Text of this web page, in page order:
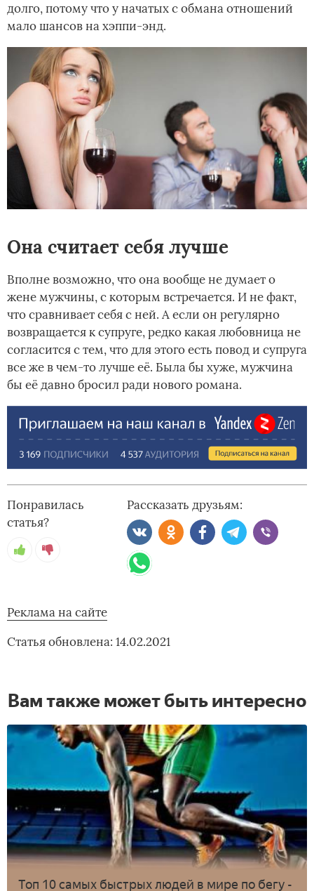
долго, потому что у начатых с обмана отношений
мало шансов на хэппи-энд.
Она считает себя лучше
Вполне возможно, что она вообще не думает о
жене мужчины, с которым встречается. И не факт,
что сравнивает себя с ней. А если он регулярно
возвращается к супруге, редко какая любовница не
согласится с тем, что для этого есть повод и супруга
все же в чем-то лучше её. Была бы хуже, мужчина
бы её давно бросил ради нового романа.
Понравилась
статья?
Рассказать друзьям:
Реклама на сайте
Статья обновлена: 14.02.2021
Вам также может быть интересно
Топ 10 самых быстрых людей в мире по бегу -